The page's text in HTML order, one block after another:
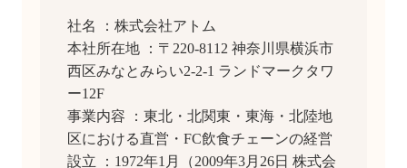
社名 ：株式会社アトム
本社所在地 ：〒220-8112 神奈川県横浜市
西区みなとみらい2-2-1 ランドマークタワ
ー12F
事業内容 ：東北・北関東・東海・北陸地
区における直営・FC飲食チェーンの経営
設立 ：1972年1月（2009年3月26日 株式会